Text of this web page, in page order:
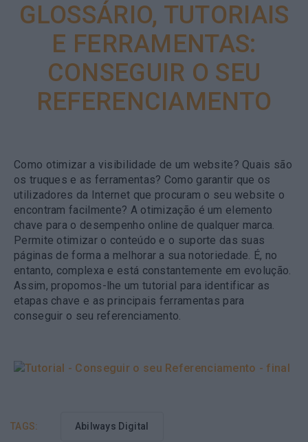
GLOSSÁRIO, TUTORIAIS
E FERRAMENTAS:
CONSEGUIR O SEU
REFERENCIAMENTO
Como otimizar a visibilidade de um website? Quais são
os truques e as ferramentas? Como garantir que os
utilizadores da Internet que procuram o seu website o
encontram facilmente? A otimização é um elemento
chave para o desempenho online de qualquer marca.
Permite otimizar o conteúdo e o suporte das suas
páginas de forma a melhorar a sua notoriedade. É, no
entanto, complexa e está constantemente em evolução.
Assim, propomos-lhe um tutorial para identificar as
etapas chave e as principais ferramentas para
conseguir o seu referenciamento.
TAGS: Abilways Digital